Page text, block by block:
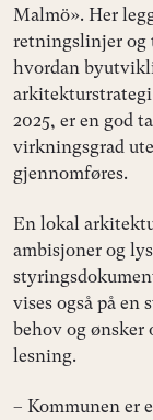
Malmö». Her
retningslinjer og
hvordan
2025, er en god
virkningsgrad
gjennomføres.
En lokal
ambisjoner og
vises også på en
behov og ønsker
lesning.
– Kommunen er